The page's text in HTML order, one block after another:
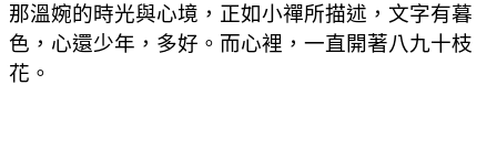
那溫婉的時光與心境，正如小禪所描述，文字有暮
色，心還少年，多好。而心裡，一直開著八九十枝
花。